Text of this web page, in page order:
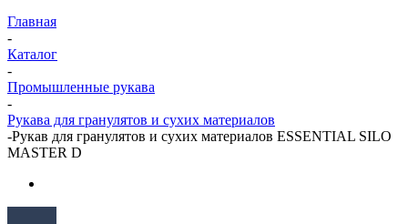
Главная
-
Каталог
-
Промышленные рукава
-
Рукава для гранулятов и сухих материалов
-Рукав для гранулятов и сухих материалов ESSENTIAL SILO
MASTER D